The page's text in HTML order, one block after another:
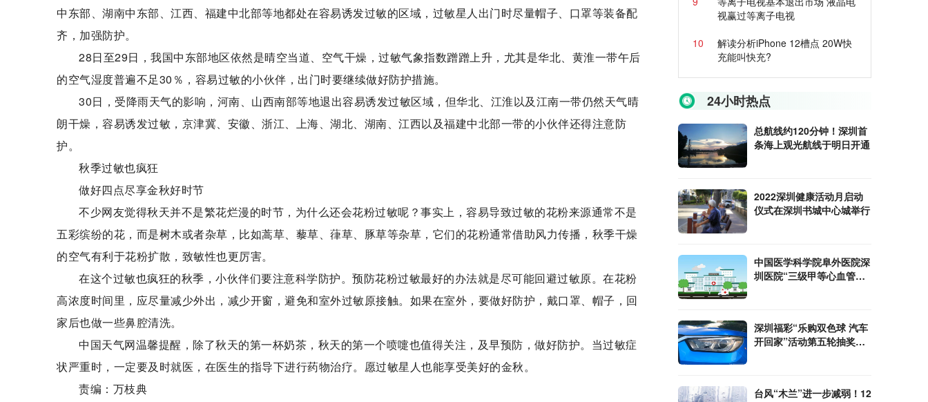
中东部、湖南中东部、江西、福建中北部等地都处在容易诱发过敏的区域，过敏星人出门时尽量帽子、口罩等装备配
齐，加强防护。
28日至29日，我国中东部地区依然是晴空当道、空气干燥，过敏气象指数蹭蹭上升，尤其是华北、黄淮一带午后
的空气湿度普遍不足30％，容易过敏的小伙伴，出门时要继续做好防护措施。
30日，受降雨天气的影响，河南、山西南部等地退出容易诱发过敏区域，但华北、江淮以及江南一带仍然天气晴
朗干燥，容易诱发过敏，京津冀、安徽、浙江、上海、湖北、湖南、江西以及福建中北部一带的小伙伴还得注意防
护。
秋季过敏也疯狂
做好四点尽享金秋好时节
不少网友觉得秋天并不是繁花烂漫的时节，为什么还会花粉过敏呢？事实上，容易导致过敏的花粉来源通常不是
五彩缤纷的花，而是树木或者杂草，比如蒿草、藜草、葎草、豚草等杂草，它们的花粉通常借助风力传播，秋季干燥
的空气有利于花粉扩散，致敏性也更厉害。
在这个过敏也疯狂的秋季，小伙伴们要注意科学防护。预防花粉过敏最好的办法就是尽可能回避过敏原。在花粉
高浓度时间里，应尽量减少外出，减少开窗，避免和室外过敏原接触。如果在室外，要做好防护，戴口罩、帽子，回
家后也做一些鼻腔清洗。
中国天气网温馨提醒，除了秋天的第一杯奶茶，秋天的第一个喷嚏也值得关注，及早预防，做好防护。当过敏症
状严重时，一定要及时就医，在医生的指导下进行药物治疗。愿过敏星人也能享受美好的金秋。
责编：万枝典
视赢过等离子电视
10
解读分析iPhone 12槽点 20W快
充能叫快充?
24小时热点
总航线约120分钟！深圳首
条海上观光航线于明日开通
2022深圳健康活动月启动
仪式在深圳书城中心城举行
中国医学科学院阜外医院深
圳医院“三级甲等心血管专
深圳福彩“乐购双色球 汽车
开回家”活动第五轮抽奖在
台风“木兰”进一步减弱！12